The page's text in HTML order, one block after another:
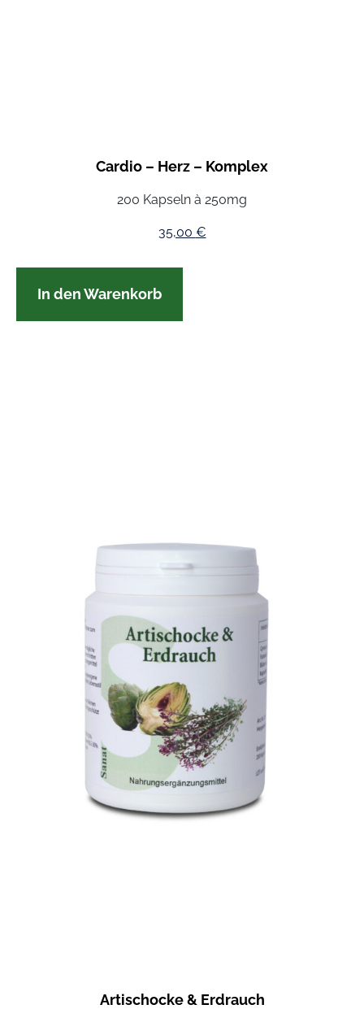
Cardio – Herz – Komplex
200 Kapseln à 250mg
35,00 €
In den Warenkorb
Artischocke & Erdrauch